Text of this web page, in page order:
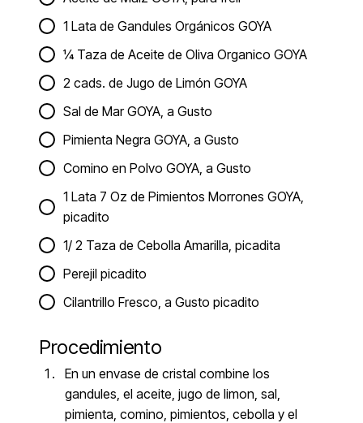
1 Lata de Gandules Orgánicos GOYA
¼ Taza de Aceite de Oliva Organico GOYA
2 cads. de Jugo de Limón GOYA
Sal de Mar GOYA, a Gusto
Pimienta Negra GOYA, a Gusto
Comino en Polvo GOYA, a Gusto
1 Lata 7 Oz de Pimientos Morrones GOYA,
picadito
1/ 2 Taza de Cebolla Amarilla, picadita
Perejil picadito
Cilantrillo Fresco, a Gusto picadito
Procedimiento
En un envase de cristal combine los
gandules, el aceite, jugo de limon, sal,
pimienta, comino, pimientos, cebolla y el